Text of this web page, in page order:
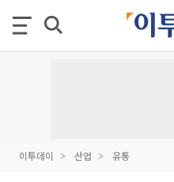
이투데이 산업 유통